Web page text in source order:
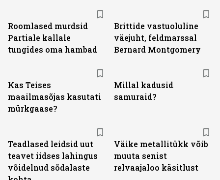
Roomlased murdsid
Partiale kallale
tungides oma hambad
Brittide vastuoluline
väejuht, feldmarssal
Bernard Montgomery
Kas Teises
maailmasõjas kasutati
mürkgaase?
Millal kadusid
samuraid?
Teadlased leidsid uut
teavet iidses lahingus
võidelnud sõdalaste
Väike metallitükk võib
muuta senist
relvaajaloo käsitlust